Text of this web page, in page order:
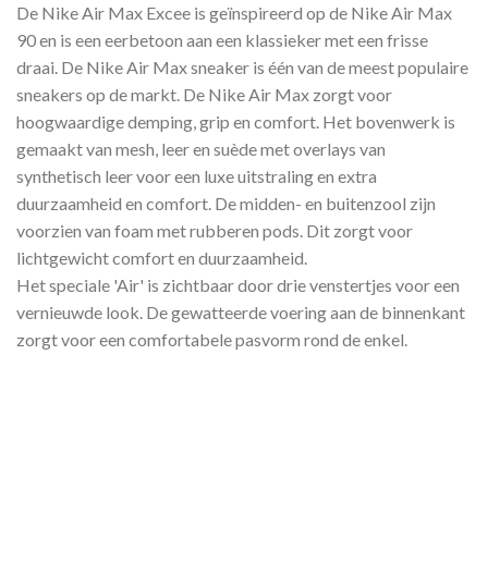
De Nike Air Max Excee is geïnspireerd op de Nike Air Max
90 en is een eerbetoon aan een klassieker met een frisse
draai. De Nike Air Max sneaker is één van de meest populaire
sneakers op de markt. De Nike Air Max zorgt voor
hoogwaardige demping, grip en comfort. Het bovenwerk is
gemaakt van mesh, leer en suède met overlays van
synthetisch leer voor een luxe uitstraling en extra
duurzaamheid en comfort. De midden- en buitenzool zijn
voorzien van foam met rubberen pods. Dit zorgt voor
lichtgewicht comfort en duurzaamheid.
Het speciale 'Air' is zichtbaar door drie venstertjes voor een
vernieuwde look. De gewatteerde voering aan de binnenkant
zorgt voor een comfortabele pasvorm rond de enkel.